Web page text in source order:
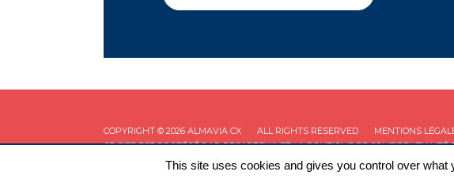
COPYRIGHT © 2026 ALMAVIA CX ALL RIGHTS RESERVED
MENTIONS
CE SITE EST PROTÉGÉ PAR RECAPTCHA ET LAPOLITIQUE DE CONFIDENTIALITÉ
This site uses cookies and gives you control over what